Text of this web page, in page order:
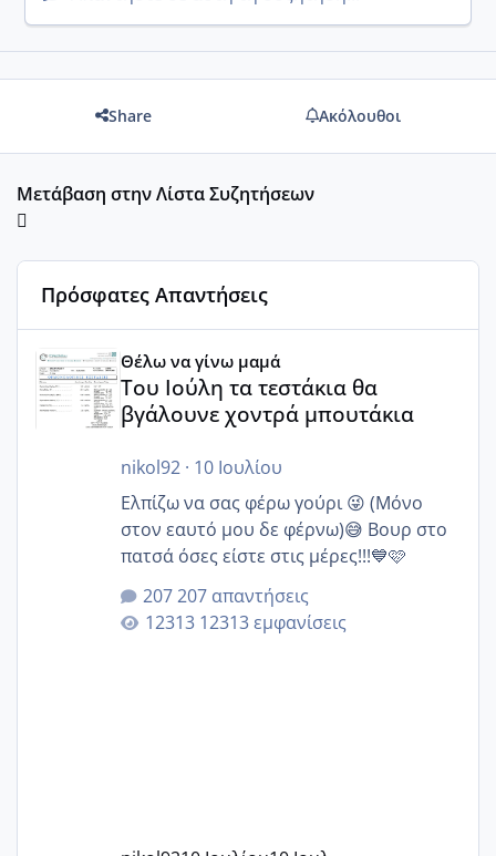
Share Ακόλουθοι
Μετάβαση στην Λίστα Συζητήσεων
Πρόσφατες Απαντήσεις
Θέλω να γίνω μαμά
Του Ιούλη τα τεστάκια θα
βγάλουνε χοντρά μπουτάκια
nikol92· 10 Ιουλίου
Ελπίζω να σας φέρω γούρι 😜 (Μόνο
στον εαυτό μου δε φέρνω)😅 Βουρ στο
πατσά όσες είστε στις μέρες!!!💙🩷
207 απαντήσεις
12313 εμφανίσεις